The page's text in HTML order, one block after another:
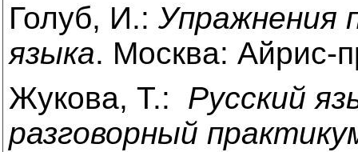
Голуб, И.: Упражнения
языка. Москва: Айрис-
Жукова, Т.:
Русский
разговорный